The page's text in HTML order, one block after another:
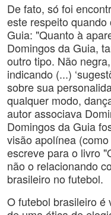
De fato, só foi
este respeito
Guia: "Quanto à
Domingos da Guia,
outro tipo. Não
indicando (...)
sobre sua
qualquer modo,
autor associava
Domingos da Guia
visão apolínea
escreve para o livro
não o relacionando
brasileiro no futebol.
O futebol brasileiro é